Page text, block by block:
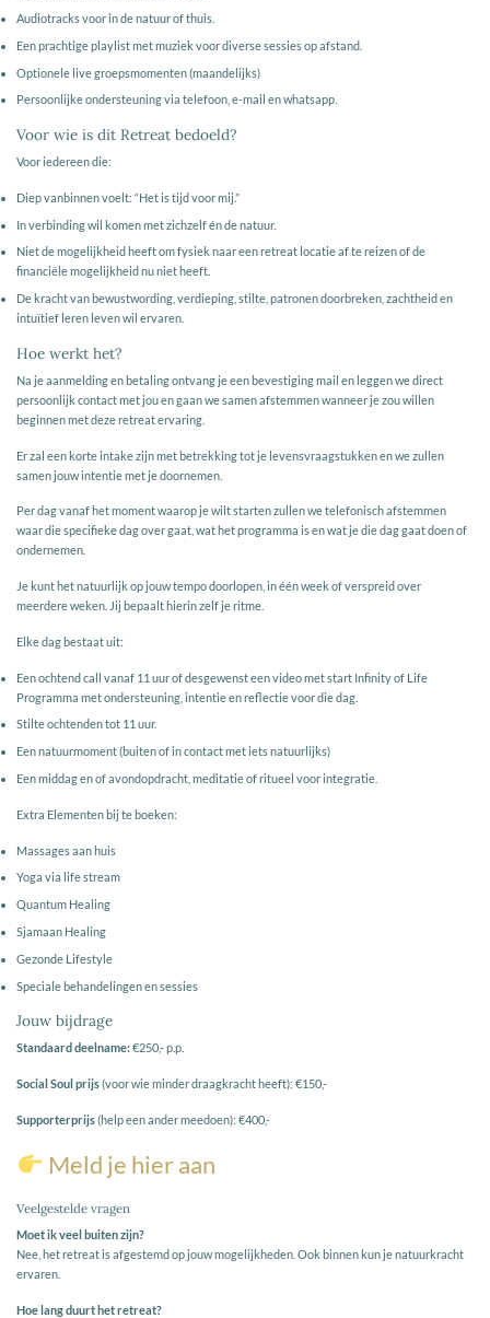
Audiotracks voor in de natuur of thuis.
Een prachtige playlist met muziek voor diverse sessies op afstand.
Optionele live groepsmomenten (maandelijks)
Persoonlijke ondersteuning via telefoon, e-mail en whatsapp.
Voor wie is dit Retreat bedoeld?
Voor iedereen die:
Diep vanbinnen voelt: “Het is tijd voor mij.”
In verbinding wil komen met zichzelf én de natuur.
Niet de mogelijkheid heeft om fysiek naar een retreat locatie af te reizen of de
financiële mogelijkheid nu niet heeft.
De kracht van bewustwording, verdieping, stilte, patronen doorbreken, zachtheid en
intuïtief leren leven wil ervaren.
Hoe werkt het?
Na je aanmelding en betaling ontvang je een bevestiging mail en leggen we direct
persoonlijk contact met jou en gaan we samen afstemmen wanneer je zou willen
beginnen met deze retreat ervaring.
Er zal een korte intake zijn met betrekking tot je levensvraagstukken en we zullen
samen jouw intentie met je doornemen.
Per dag vanaf het moment waarop je wilt starten zullen we telefonisch afstemmen
waar die specifieke dag over gaat, wat het programma is en wat je die dag gaat doen of
ondernemen.
Je kunt het natuurlijk op jouw tempo doorlopen, in één week of verspreid over
meerdere weken. Jij bepaalt hierin zelf je ritme.
Elke dag bestaat uit:
Een ochtend call vanaf 11 uur of desgewenst een video met start Infinity of Life
Programma met ondersteuning, intentie en reflectie voor die dag.
Stilte ochtenden tot 11 uur.
Een natuurmoment (buiten of in contact met iets natuurlijks)
Een middag en of avondopdracht, meditatie of ritueel voor integratie.
Extra Elementen bij te boeken:
Massages aan huis
Yoga via life stream
Quantum Healing
Sjamaan Healing
Gezonde Lifestyle
Speciale behandelingen en sessies
Jouw bijdrage
Standaard deelname:€250,- p.p.
Social Soul prijs(voor wie minder draagkracht heeft): €150,-
Supporterprijs(help een ander meedoen): €400,-
Meld je hier aan
Veelgestelde vragen
Moet ik veel buiten zijn?
Nee, het retreat is afgestemd op jouw mogelijkheden. Ook binnen kun je natuurkracht
ervaren.
Hoe lang duurt het retreat?